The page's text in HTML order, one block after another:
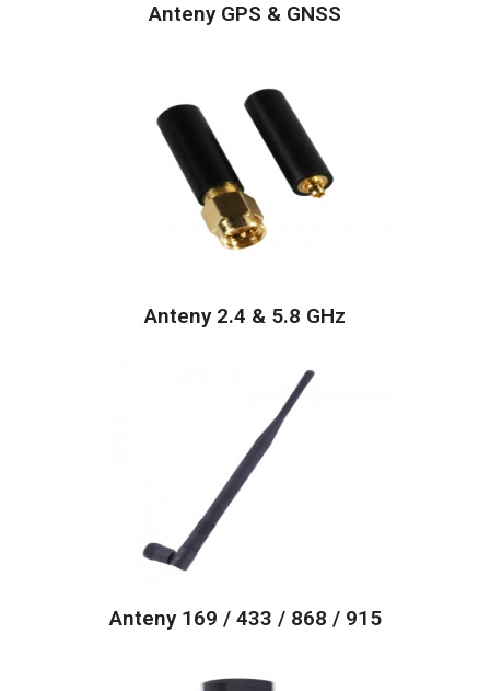
Anteny GPS & GNSS
Anteny 2.4 & 5.8 GHz
Anteny 169 / 433 / 868 / 915